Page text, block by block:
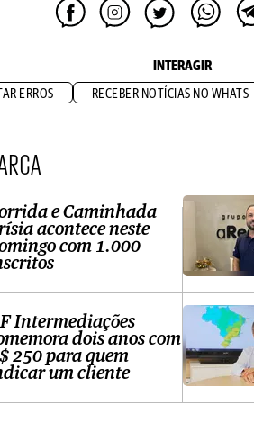
INTERAGIR
ERROS RECEBER NOTÍCIAS NO WHATS
e Caminhada
acontece neste
com 1.000
Intermediações
dois anos com
250 para quem
um cliente